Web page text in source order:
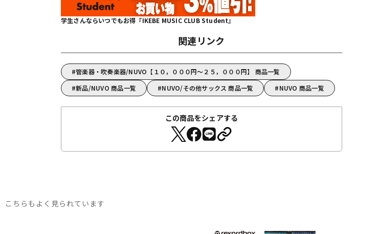
学生さんならいつでもお得『IKEBE MUSIC CLUB Student』
関連リンク
管楽器・吹奏楽器/NUVO【１０，０００円～２５，０００円】 商品一覧
新品/NUVO 商品一覧
NUVO/その他サックス 商品一覧 NUVO 商品一覧
この商品をシェアする
こちらもよく見られています